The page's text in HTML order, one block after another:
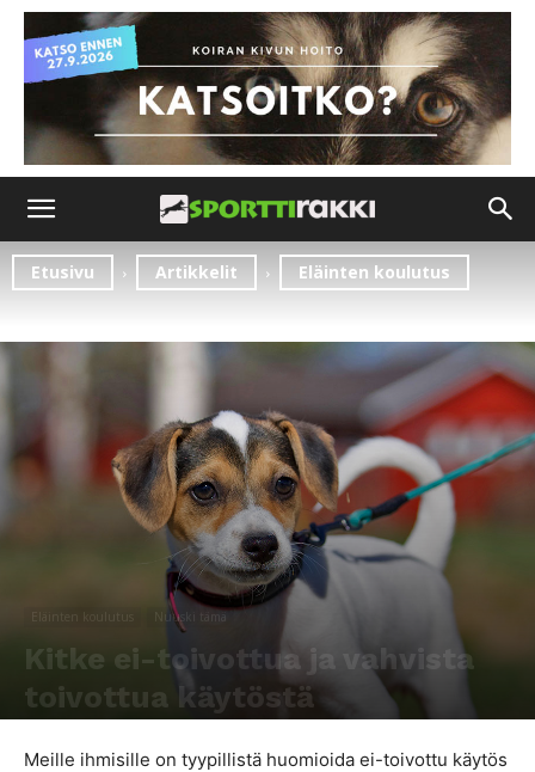
Etusivu Artikkelit Eläinten koulutus
Nuuski tämä
Kitke ei-toivottua ja vahvista
toivottua käytöstä
Meille ihmisille on tyypillistä huomioida ei-toivottu käytös